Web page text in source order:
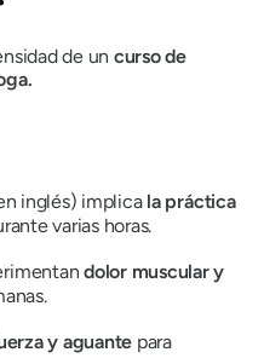
de un curso de
inglés) implica la práctica
varias horas.
dolor muscular y
y ​​aguante para